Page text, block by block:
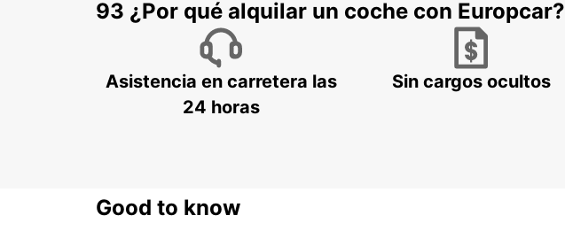
93 ¿Por qué alquilar un coche con Europcar?
Asistencia en carretera las
24 horas
Sin cargos ocultos
Good to know